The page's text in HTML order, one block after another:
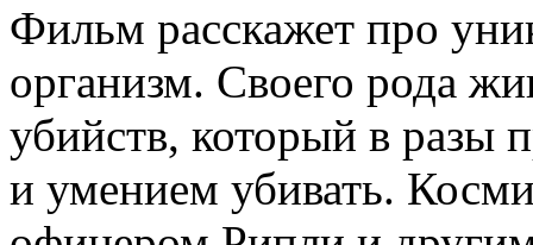
Фильм расскажет про
организм. Своего рода
убийств, который в разы
и умением убивать.